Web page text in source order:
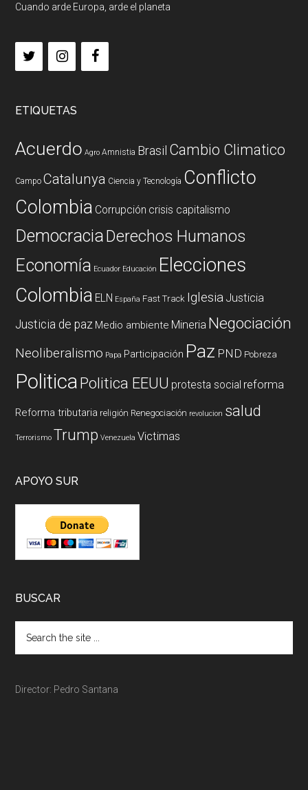
Cuando arde Europa, arde el planeta
ETIQUETAS
Acuerdo Agro Amnistia Brasil Cambio Climatico
Campo Catalunya Ciencia y Tecnología Conflicto
Colombia Corrupción crisis capitalismo
DemocraciaDerechos Humanos
Economía Ecuador Educación Elecciones
Colombia ELN España Fast Track Iglesia Justicia
Justicia de paz Medio ambiente Mineria Negociación
Neoliberalismo Papa Participación Paz PND Pobreza
PoliticaPolitica EEUU protesta social reforma
Reforma tributaria religión Renegociación revolucion salud
Terrorismo Trump Venezuela Victimas
APOYO SUR
BUSCAR
Director: Pedro Santana